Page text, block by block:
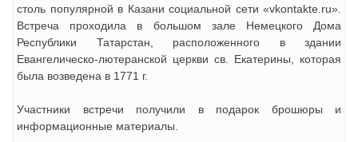
столь популярной в Казани социальной сети «vkontakte.ru».
Встреча проходила в большом зале Немецкого Дома
Республики Татарстан, расположенного в здании
Евангелическо-лютеранской церкви св. Екатерины, которая
была возведена в 1771 г.
Участники встречи получили в подарок брошюры и
информационные материалы.